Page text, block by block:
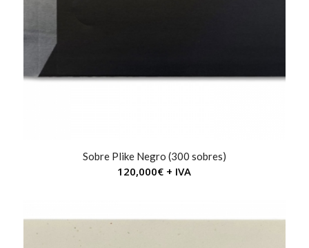
Sobre Plike Negro (300 sobres)
120,000€ + IVA